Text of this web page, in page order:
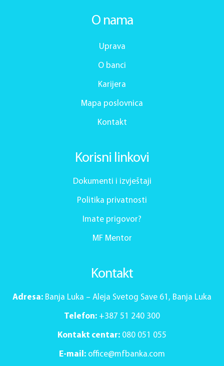
O nama
Uprava
O banci
Karijera
Mapa poslovnica
Kontakt
Korisni linkovi
Dokumenti i izvještaji
Politika privatnosti
Imate prigovor?
MF Mentor
Kontakt
Adresa: Banja Luka – Aleja Svetog Save 61, Banja Luka
Telefon: +387 51 240 300
Kontakt centar: 080 051 055
E-mail: office@mfbanka.com